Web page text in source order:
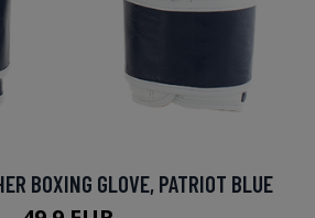
BOXING GLOVE, PATRIOT BLUE